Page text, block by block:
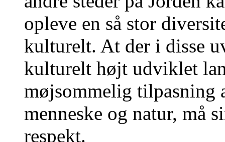
opleve en så stor
kulturelt. At der i disse
kulturelt højt udviklet
møjsommelig tilpasning
menneske og natur, må
respekt.